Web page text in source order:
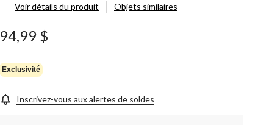
Voir détails du produit
Objets similaires
94,99 $
Exclusivité
Inscrivez-vous aux alertes de soldes